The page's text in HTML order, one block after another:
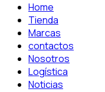
Home
Tienda
Marcas
contactos
Nosotros
Logística
Noticias